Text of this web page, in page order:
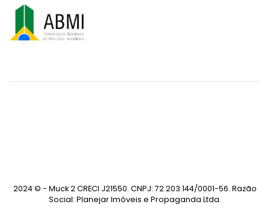
2024 © - Muck 2 CRECI J21550. CNPJ: 72.203.144/0001-56. Razão
Social: Planejar Imóveis e Propaganda Ltda.